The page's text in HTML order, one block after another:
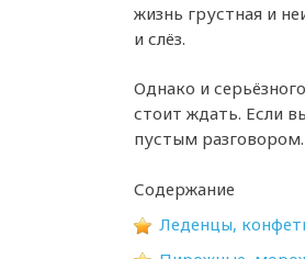
жизнь грустная и
и слёз.
Однако и
стоит ждать. Если
пустым
Содержание
Леденцы,